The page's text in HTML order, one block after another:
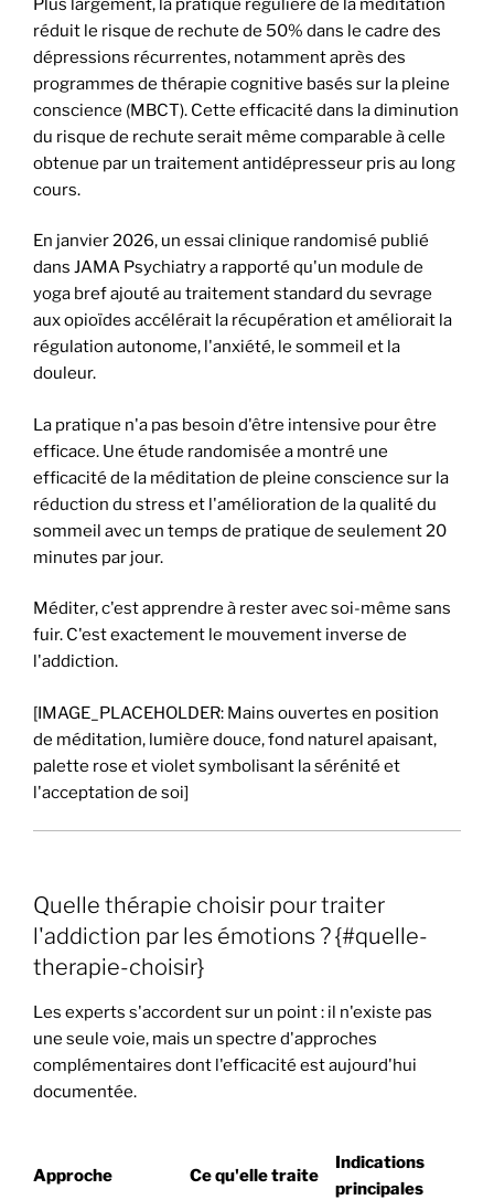
réduit le risque de rechute de 50% dans le cadre des
dépressions récurrentes, notamment après des
programmes de thérapie cognitive basés sur la pleine
conscience (MBCT). Cette efficacité dans la diminution
du risque de rechute serait même comparable à celle
obtenue par un traitement antidépresseur pris au long
cours.
En janvier 2026, un essai clinique randomisé publié
dans JAMA Psychiatry a rapporté qu'un module de
yoga bref ajouté au traitement standard du sevrage
aux opioïdes accélérait la récupération et améliorait la
régulation autonome, l'anxiété, le sommeil et la
douleur.
La pratique n'a pas besoin d'être intensive pour être
efficace. Une étude randomisée a montré une
efficacité de la méditation de pleine conscience sur la
réduction du stress et l'amélioration de la qualité du
sommeil avec un temps de pratique de seulement 20
minutes par jour.
Méditer, c'est apprendre à rester avec soi-même sans
fuir. C'est exactement le mouvement inverse de
l'addiction.
[IMAGE_PLACEHOLDER: Mains ouvertes en position
de méditation, lumière douce, fond naturel apaisant,
palette rose et violet symbolisant la sérénité et
l'acceptation de soi]
Quelle thérapie choisir pour traiter
l'addiction par les émotions ? {#quelle-
therapie-choisir}
Les experts s'accordent sur un point : il n'existe pas
une seule voie, mais un spectre d'approches
complémentaires dont l'efficacité est aujourd'hui
documentée.
Approche Ce qu'elle traite
Indications
principales